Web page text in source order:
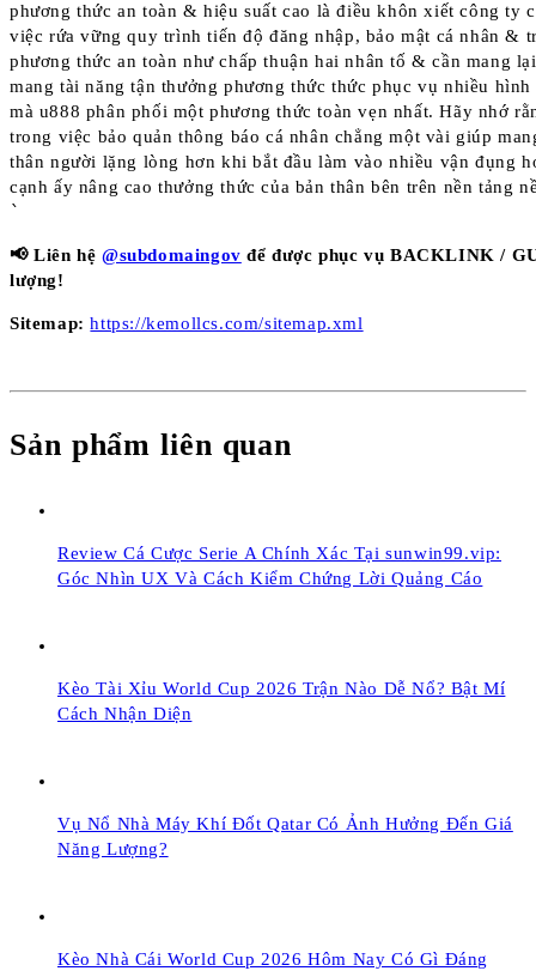
phương thức an toàn & hiệu suất cao là điều khôn xiết công ty
việc rứa vững quy trình tiến độ đăng nhập, bảo mật cá nhân &
phương thức an toàn như chấp thuận hai nhân tố & cần mang
mang tài năng tận thưởng phương thức thức phục vụ nhiều
mà u888 phân phối một phương thức toàn vẹn nhất. Hãy nhớ
trong việc bảo quản thông báo cá nhân chẳng một vài giúp
thân người lặng lòng hơn khi bắt đầu làm vào nhiều vận đụng
cạnh ấy nâng cao thưởng thức của bản thân bên trên nền tảng
`
📢 Liên hệ @subdomaingov để được phục vụ BACKLINK /
lượng!
Sitemap: https://kemollcs.com/sitemap.xml
Sản phẩm liên quan
Review Cá Cược Serie A Chính Xác Tại sunwin99.vip:
Góc Nhìn UX Và Cách Kiểm Chứng Lời Quảng Cáo
Kèo Tài Xỉu World Cup 2026 Trận Nào Dễ Nổ? Bật Mí
Cách Nhận Diện
Vụ Nổ Nhà Máy Khí Đốt Qatar Có Ảnh Hưởng Đến Giá
Năng Lượng?
Kèo Nhà Cái World Cup 2026 Hôm Nay Có Gì Đáng